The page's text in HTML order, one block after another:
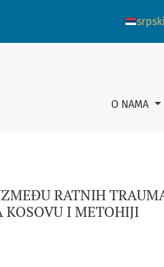
ZDRAVLJA ODRASLIH NA
O NAMA
srpski
RATNIH
KOSOVU I METOHIJI